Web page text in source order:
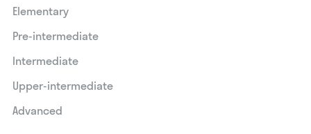
Elementary
Pre-intermediate
Intermediate
Upper-intermediate
Advanced